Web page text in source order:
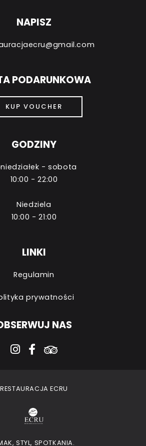
NAPISZ
PODARUNKOWA
KUP VOUCHER
GODZINY
- sobota
10:00 - 22:00
Niedziela
10:00 - 21:00
LINKI
Regulamin
prywatności
NAS
instagram
facebook-f
tripadvisor
RESTAURACJA ECRU
STYL, SPOTKANIA.